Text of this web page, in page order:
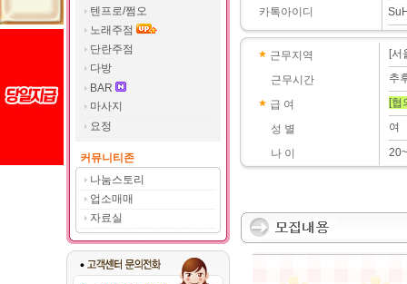
텐프로/쩜오
노래주점
단란주점
다방
BAR
마사지
요정
커뮤니티존
나눔스토리
업소매매
자료실
카톡아이디
근무지역
근무시간
급 여
성 별
나 이
[서
추
[협
여